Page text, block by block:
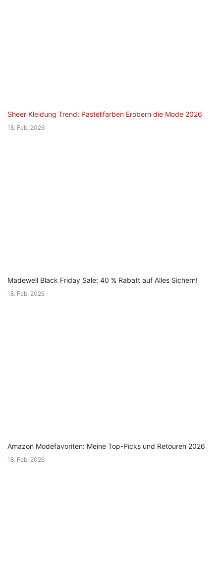
Sheer Kleidung Trend: Pastellfarben Erobern die Mode 2026
18. Feb. 2026
Madewell Black Friday Sale: 40 % Rabatt auf Alles Sichern!
18. Feb. 2026
Amazon Modefavoriten: Meine Top-Picks und Retouren 2026
18. Feb. 2026